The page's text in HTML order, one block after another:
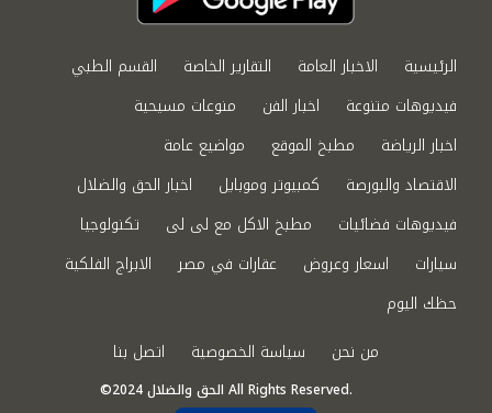
الرئيسية الاخبار العامة التقارير الخاصة
القسم الطبي
فيديوهات متنوعة
اخبار الفن
منوعات مسيحية
اخبار الرياضة
مطبخ الموقع
مواضيع عامة
الاقتصاد والبورصة
كمبيوتر وموبايل
اخبار الحق والضلال
فيديوهات فضائيات
مطبخ الاكل مع لى لى
تكنولوجيا
سيارات
اسعار وعروض عقارات في مصر
الابراج الفلكية
حظك اليوم
من نحن
سياسة الخصوصية اتصل بنا
©2024 الحق والضلال All Rights Reserved.